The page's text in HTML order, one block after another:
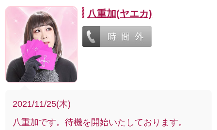
八重加(ヤエカ)
2021/11/25(木)
八重加です。待機を開始いたしております。